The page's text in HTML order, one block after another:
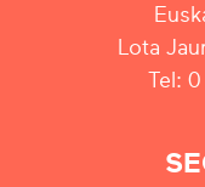
Lota
Tel: